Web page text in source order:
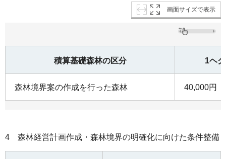
画面サイズで表示
積算基礎森林の区分 1ヘ
森林境界案の作成を行った森林 40,000円
4 森林経営計画作成・森林境界の明確化に向けた条件整備